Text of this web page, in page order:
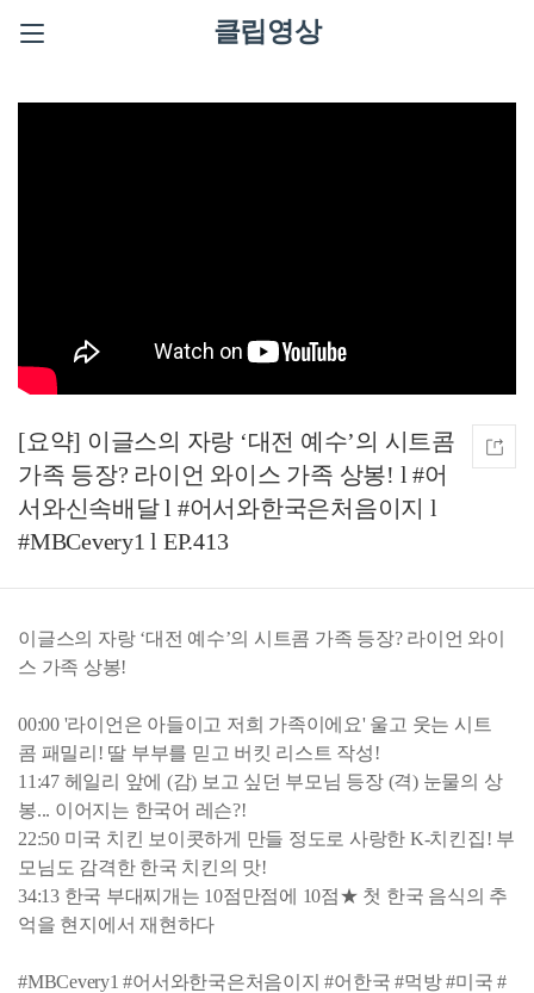
클립영상
[요약] 이글스의 자랑 ‘대전 예수’의 시트콤
가족 등장? 라이언 와이스 가족 상봉! l #어
서와신속배달 l #어서와한국은처음이지 l
#MBCevery1 l EP.413
이글스의 자랑 ‘대전 예수’의 시트콤 가족 등장? 라이언 와이
스 가족 상봉!
00:00 '라이언은 아들이고 저희 가족이에요' 울고 웃는 시트
콤 패밀리! 딸 부부를 믿고 버킷 리스트 작성!
11:47 헤일리 앞에 (감) 보고 싶던 부모님 등장 (격) 눈물의 상
봉... 이어지는 한국어 레슨?!
22:50 미국 치킨 보이콧하게 만들 정도로 사랑한 K-치킨집! 부
모님도 감격한 한국 치킨의 맛!
34:13 한국 부대찌개는 10점만점에 10점★ 첫 한국 음식의 추
억을 현지에서 재현하다
#MBCevery1 #어서와한국은처음이지 #어한국 #먹방 #미국 #